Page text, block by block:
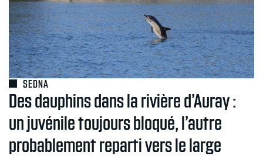
SEDNA
Des dauphins dans la rivière d’Auray :
un juvénile toujours bloqué, l’autre
probablement reparti vers le large